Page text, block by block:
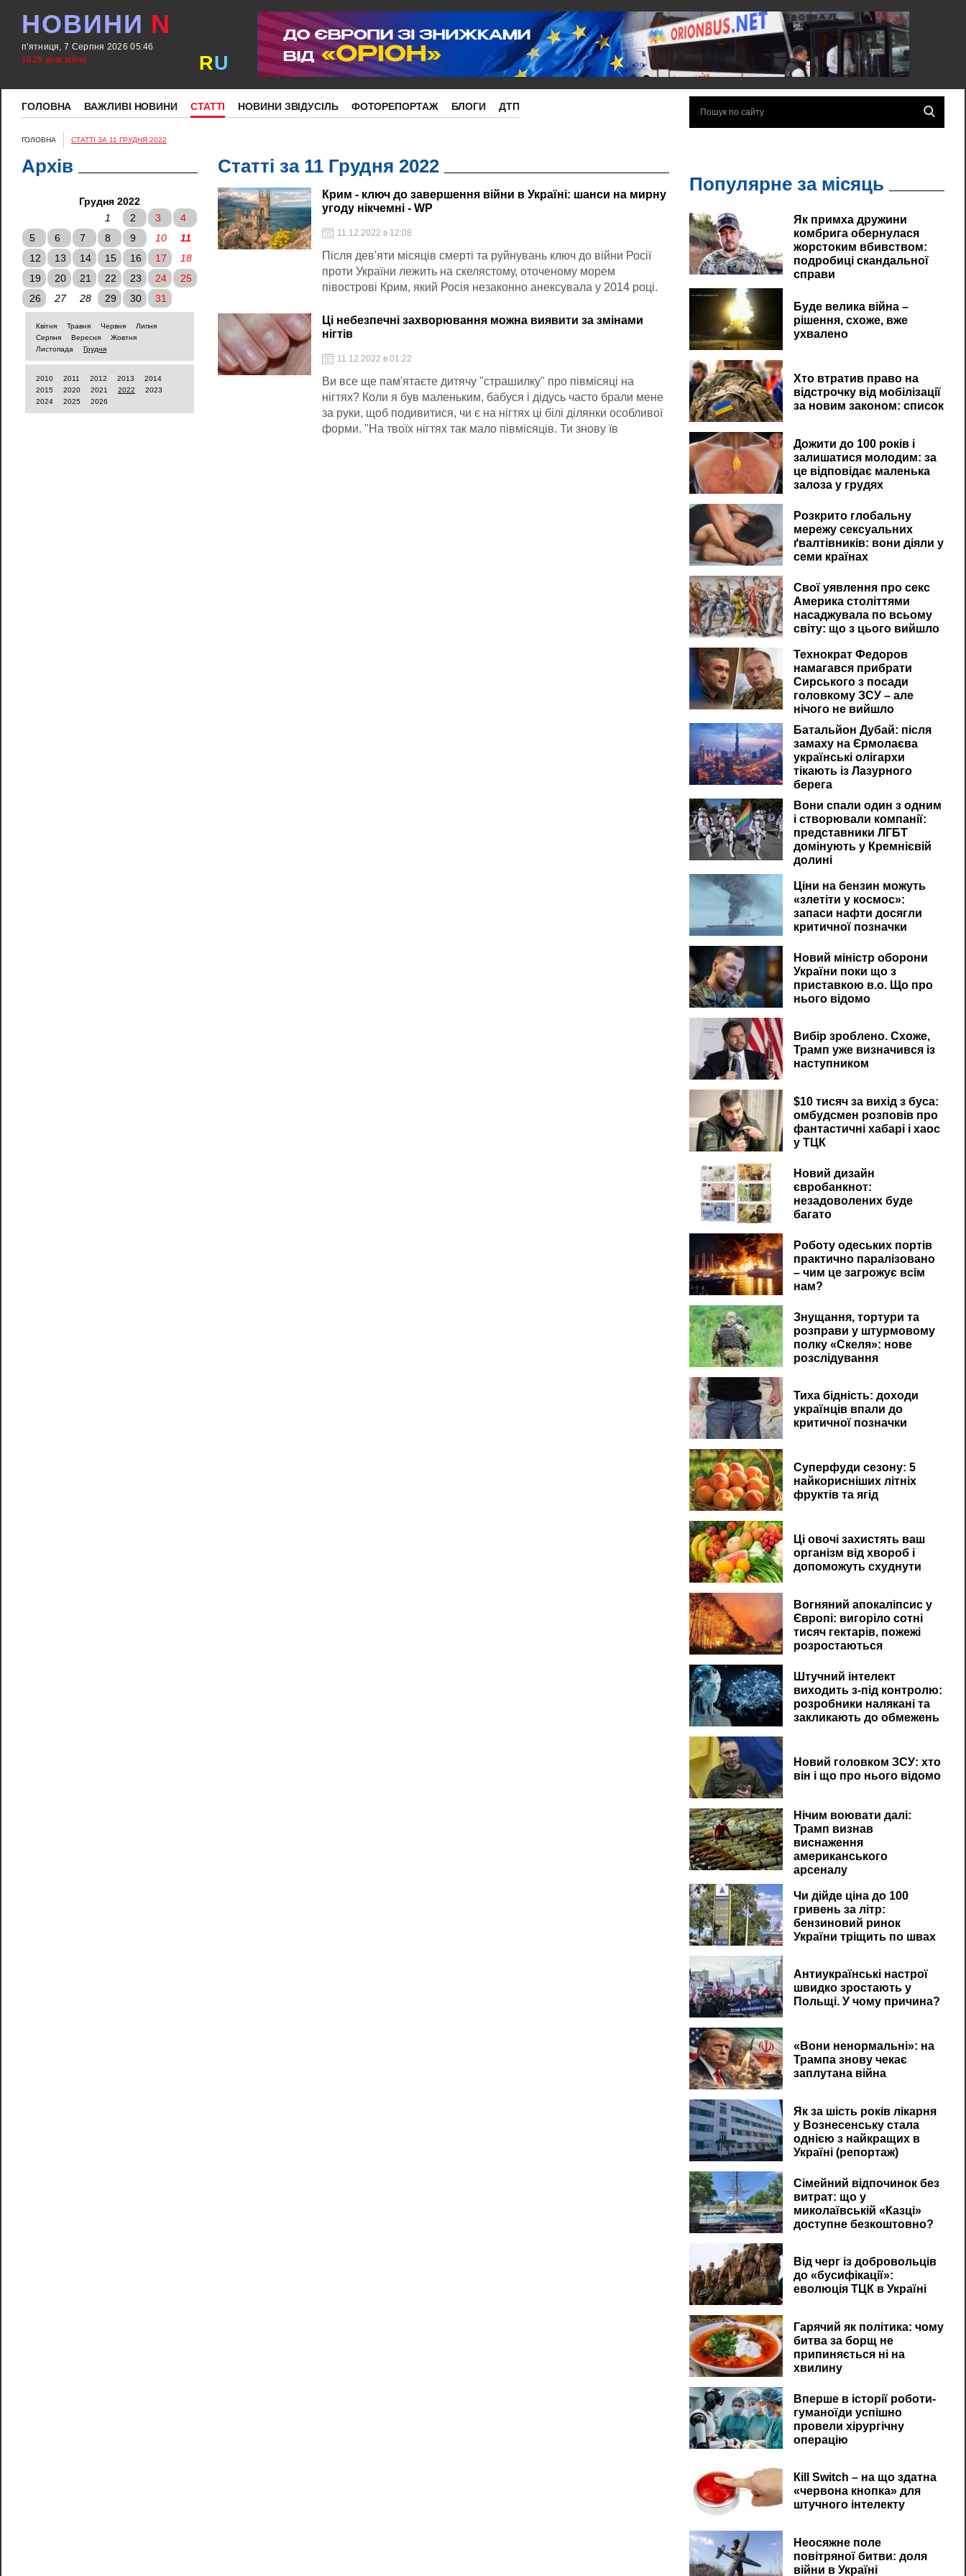
НОВИНИ N
п'ятниця, 7 Серпня 2026 05:46
1626 днів війни
RU
ГОЛОВНА ВАЖЛИВІ НОВИНИ СТАТТІ НОВИНИ ЗВІДУСІЛЬ ФОТОРЕПОРТАЖ БЛОГИ ДТП
ГОЛОВНА СТАТТІ ЗА 11 ГРУДНЯ 2022
Архів
Грудня 2022
1
2 3
4
5
6 7 8 9 10
11
12
13 14 15 16 17
18
19
20 21 22 23 24
25
26
27 28 29 30 31
Квітня Травня Червня
Липня
Серпня
Вересня
Жовтня
Листопада
Грудня
2010 2011 2012 2013
2014
2015
2020 2021 2022
2023
2024
2025 2026
Статті за 11 Грудня 2022
Крим - ключ до завершення війни в Україні: шанси на мирну
угоду нікчемні - WP
11.12.2022 в 12:08
Після дев'яти місяців смерті та руйнувань ключ до війни Росії
проти України лежить на скелястому, оточеному морем
півострові Крим, який Росія незаконно анексувала у 2014 році.
Ці небезпечні захворювання можна виявити за змінами
нігтів
11.12.2022 в 01:22
Ви все ще пам'ятаєте дитячу "страшилку" про півмісяці на
нігтях? Коли я був маленьким, бабуся і дідусь часто брали мене
за руки, щоб подивитися, чи є на нігтях ці білі ділянки особливої ​​
форми. "На твоїх нігтях так мало півмісяців. Ти знову їв
Популярне за місяць
Як примха дружини
комбрига обернулася
жорстоким вбивством:
подробиці скандальної
справи
Буде велика війна –
рішення, схоже, вже
ухвалено
Хто втратив право на
відстрочку від мобілізації
за новим законом: список
Дожити до 100 років і
залишатися молодим: за
це відповідає маленька
залоза у грудях
Розкрито глобальну
мережу сексуальних
ґвалтівників: вони діяли у
семи країнах
Свої уявлення про секс
Америка століттями
насаджувала по всьому
світу: що з цього вийшло
Технократ Федоров
намагався прибрати
Сирського з посади
головкому ЗСУ – але
нічого не вийшло
Батальйон Дубай: після
замаху на Єрмолаєва
українські олігархи
тікають із Лазурного
берега
Вони спали один з одним
і створювали компанії:
представники ЛГБТ
домінують у Кремнієвій
долині
Ціни на бензин можуть
«злетіти у космос»:
запаси нафти досягли
критичної позначки
Новий міністр оборони
України поки що з
приставкою в.о. Що про
нього відомо
Вибір зроблено. Схоже,
Трамп уже визначився із
наступником
$10 тисяч за вихід з буса:
омбудсмен розповів про
фантастичні хабарі і хаос
у ТЦК
Новий дизайн
євробанкнот:
незадоволених буде
багато
Роботу одеських портів
практично паралізовано
– чим це загрожує всім
нам?
Знущання, тортури та
розправи у штурмовому
полку «Скеля»: нове
розслідування
Тиха бідність: доходи
українців впали до
критичної позначки
Суперфуди сезону: 5
найкорисніших літніх
фруктів та ягід
Ці овочі захистять ваш
організм від хвороб і
допоможуть схуднути
Вогняний апокаліпсис у
Європі: вигоріло сотні
тисяч гектарів, пожежі
розростаються
Штучний інтелект
виходить з-під контролю:
розробники налякані та
закликають до обмежень
Новий головком ЗСУ: хто
він і що про нього відомо
Нічим воювати далі:
Трамп визнав
виснаження
американського
арсеналу
Чи дійде ціна до 100
гривень за літр:
бензиновий ринок
України тріщить по швах
Антиукраїнські настрої
швидко зростають у
Польщі. У чому причина?
«Вони ненормальні»: на
Трампа знову чекає
заплутана війна
Як за шість років лікарня
у Вознесенську стала
однією з найкращих в
Україні (репортаж)
Сімейний відпочинок без
витрат: що у
миколаївській «Казці»
доступне безкоштовно?
Від черг із добровольців
до «бусифікації»:
еволюція ТЦК в Україні
Гарячий як політика: чому
битва за борщ не
припиняється ні на
хвилину
Вперше в історії роботи-
гуманоїди успішно
провели хірургічну
операцію
Кill Switch – на що здатна
«червона кнопка» для
штучного інтелекту
Неосяжне поле
повітряної битви: доля
війни в Україні